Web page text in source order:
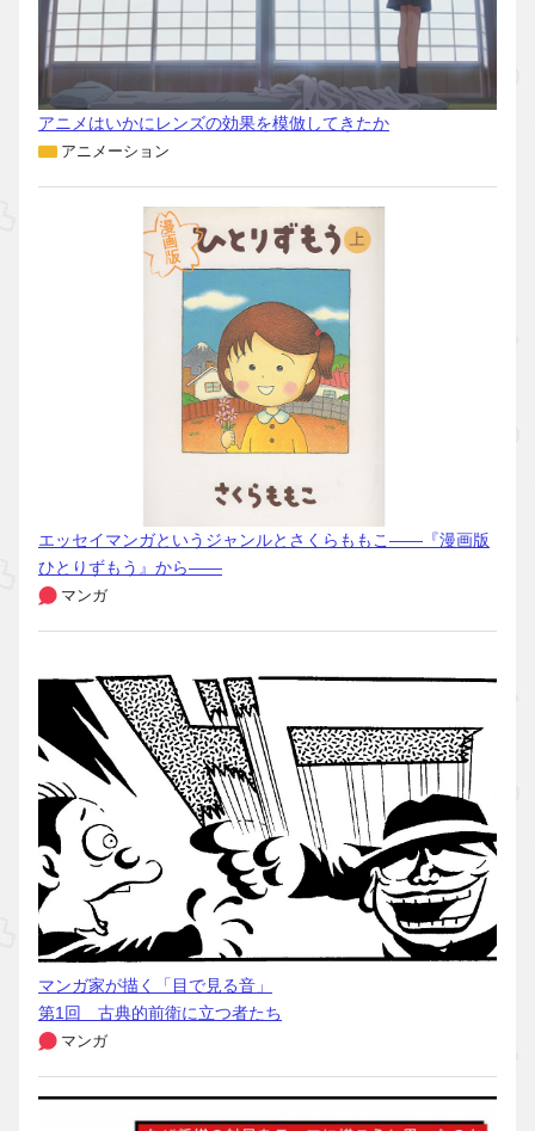
アニメはいかにレンズの効果を模倣してきたか
アニメーション
エッセイマンガというジャンルとさくらももこ――『漫画版
ひとりずもう』から――
マンガ
マンガ家が描く「目で見る音」
第1回 古典的前衛に立つ者たち
マンガ